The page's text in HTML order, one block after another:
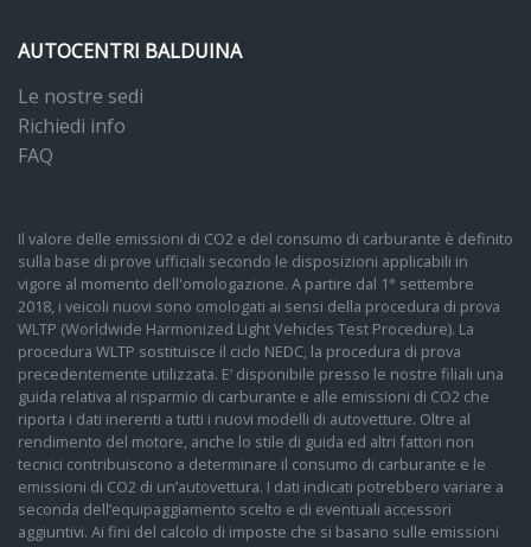
AUTOCENTRI BALDUINA
Le nostre sedi
Richiedi info
FAQ
Il valore delle emissioni di CO2 e del consumo di carburante è definito
sulla base di prove ufficiali secondo le disposizioni applicabili in
vigore al momento dell'omologazione. A partire dal 1° settembre
2018, i veicoli nuovi sono omologati ai sensi della procedura di prova
WLTP (Worldwide Harmonized Light Vehicles Test Procedure). La
procedura WLTP sostituisce il ciclo NEDC, la procedura di prova
precedentemente utilizzata. E’ disponibile presso le nostre filiali una
guida relativa al risparmio di carburante e alle emissioni di CO2 che
riporta i dati inerenti a tutti i nuovi modelli di autovetture. Oltre al
rendimento del motore, anche lo stile di guida ed altri fattori non
tecnici contribuiscono a determinare il consumo di carburante e le
emissioni di CO2 di un’autovettura. I dati indicati potrebbero variare a
seconda dell’equipaggiamento scelto e di eventuali accessori
aggiuntivi. Ai fini del calcolo di imposte che si basano sulle emissioni